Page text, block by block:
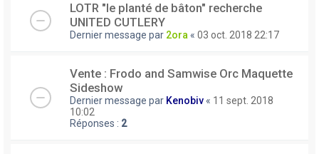
LOTR "le planté de bâton" recherche
UNITED CUTLERY
Dernier message par 2ora « 03 oct. 2018 22:17
Vente : Frodo and Samwise Orc Maquette
Sideshow
Dernier message par Kenobiv « 11 sept. 2018
10:02
Réponses : 2